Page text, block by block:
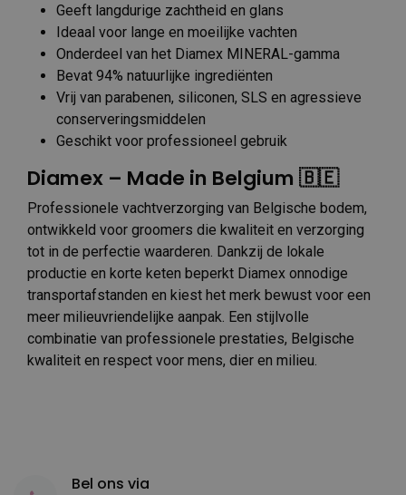
Geeft langdurige zachtheid en glans
Ideaal voor lange en moeilijke vachten
Onderdeel van het Diamex MINERAL-gamma
Bevat 94% natuurlijke ingrediënten
Vrij van parabenen, siliconen, SLS en agressieve
conserveringsmiddelen
Geschikt voor professioneel gebruik
Diamex – Made in Belgium 🇧🇪
Professionele vachtverzorging van Belgische bodem,
ontwikkeld voor groomers die kwaliteit en verzorging
tot in de perfectie waarderen. Dankzij de lokale
productie en korte keten beperkt Diamex onnodige
transportafstanden en kiest het merk bewust voor een
meer milieuvriendelijke aanpak. Een stijlvolle
combinatie van professionele prestaties, Belgische
kwaliteit en respect voor mens, dier en milieu.
Bel ons via